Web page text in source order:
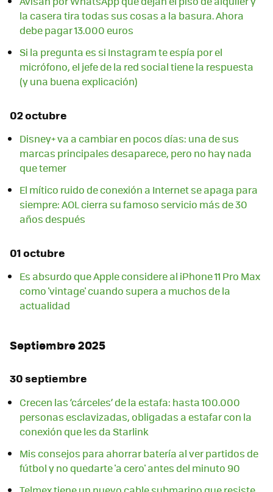
la casera tira todas sus cosas a la basura. Ahora
debe pagar 13.000 euros
Si la pregunta es si Instagram te espía por el
micrófono, el jefe de la red social tiene la respuesta
(y una buena explicación)
02 octubre
Disney+ va a cambiar en pocos días: una de sus
marcas principales desaparece, pero no hay nada
que temer
El mítico ruido de conexión a Internet se apaga para
siempre: AOL cierra su famoso servicio más de 30
años después
01 octubre
Es absurdo que Apple considere al iPhone 11 Pro Max
como 'vintage' cuando supera a muchos de la
actualidad
Septiembre 2025
30 septiembre
Crecen las ‘cárceles’ de la estafa: hasta 100.000
personas esclavizadas, obligadas a estafar con la
conexión que les da Starlink
Mis consejos para ahorrar batería al ver partidos de
fútbol y no quedarte 'a cero' antes del minuto 90